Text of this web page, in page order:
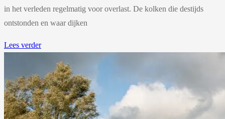
in het verleden regelmatig voor overlast. De kolken die destijds
ontstonden en waar dijken
Lees verder